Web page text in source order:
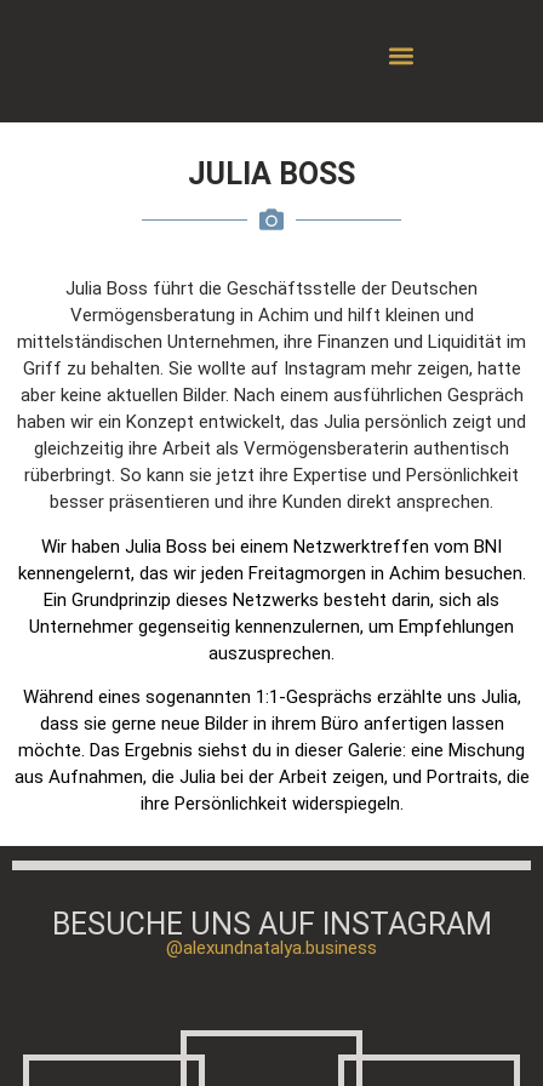
JULIA BOSS
Julia Boss führt die Geschäftsstelle der Deutschen
Vermögensberatung in Achim und hilft kleinen und
mittelständischen Unternehmen, ihre Finanzen und Liquidität im
Griff zu behalten. Sie wollte auf Instagram mehr zeigen, hatte
aber keine aktuellen Bilder. Nach einem ausführlichen Gespräch
haben wir ein Konzept entwickelt, das Julia persönlich zeigt und
gleichzeitig ihre Arbeit als Vermögensberaterin authentisch
rüberbringt. So kann sie jetzt ihre Expertise und Persönlichkeit
besser präsentieren und ihre Kunden direkt ansprechen.
Wir haben Julia Boss bei einem Netzwerktreffen vom BNI
kennengelernt, das wir jeden Freitagmorgen in Achim besuchen.
Ein Grundprinzip dieses Netzwerks besteht darin, sich als
Unternehmer gegenseitig kennenzulernen, um Empfehlungen
auszusprechen.
Während eines sogenannten 1:1-Gesprächs erzählte uns Julia,
dass sie gerne neue Bilder in ihrem Büro anfertigen lassen
möchte. Das Ergebnis siehst du in dieser Galerie: eine Mischung
aus Aufnahmen, die Julia bei der Arbeit zeigen, und Portraits, die
ihre Persönlichkeit widerspiegeln.
BESUCHE UNS AUF INSTAGRAM
@alexundnatalya.business